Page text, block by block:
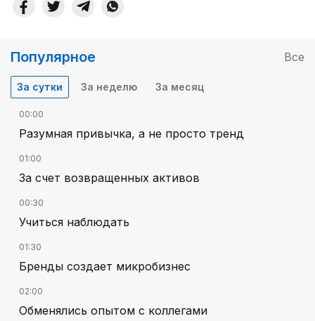
Популярное Все
За сутки За неделю За месяц
00:00
Разумная привычка, а не просто тренд
01:00
За счет возвращенных активов
00:30
Учиться наблюдать
01:30
Бренды создает микробизнес
02:00
Обменялись опытом с коллегами